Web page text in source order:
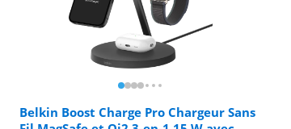
Belkin Boost Charge Pro Chargeur Sans